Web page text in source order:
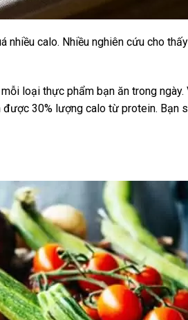
nhiều calo. Nhiều nghiên cứu cho
loại thực phẩm bạn ăn trong
30% lượng calo từ protein. Bạn